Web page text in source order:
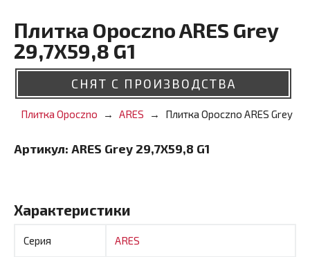
Плитка Opoczno ARES Grey
29,7X59,8 G1
СНЯТ С ПРОИЗВОДСТВА
Плитка Opoczno ARES Плитка Opoczno ARES Grey
Артикул: ARES Grey 29,7X59,8 G1
Характеристики
Серия ARES